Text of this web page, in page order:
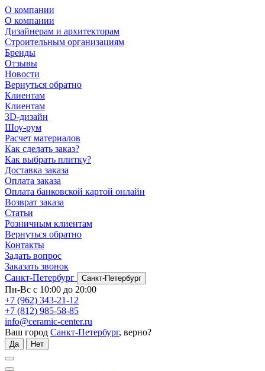
О компании
О компании
Дизайнерам и архитекторам
Строительным организациям
Бренды
Отзывы
Новости
Вернуться обратно
Клиентам
Клиентам
3D-дизайн
Шоу-рум
Расчет материалов
Как сделать заказ?
Как выбрать плитку?
Доставка заказа
Оплата заказа
Оплата банковской картой онлайн
Возврат заказа
Статьи
Розничным клиентам
Вернуться обратно
Контакты
Задать вопрос
Заказать звонок
Санкт-Петербург
Санкт-Петербург
Пн-Вс с 10:00 до 20:00
+7 (962) 343-21-12
+7 (812) 985-58-85
info@ceramic-center.ru
Ваш город Санкт-Петербург, верно?
Да Нет